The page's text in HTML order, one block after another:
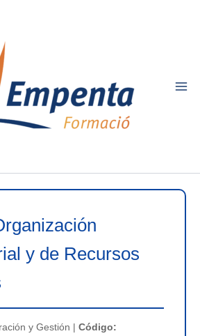
y de Recursos
y Gestión | Código: